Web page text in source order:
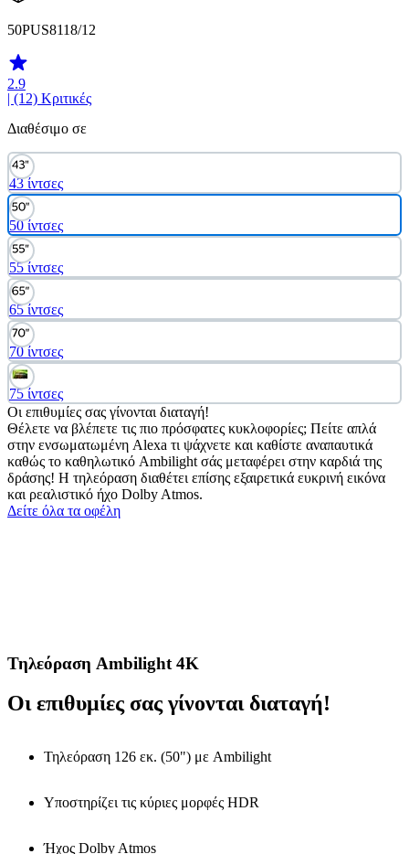
50PUS8118/12
2.9
| (12) Κριτικές
Διαθέσιμο σε
43 ίντσες
50 ίντσες
55 ίντσες
65 ίντσες
70 ίντσες
75 ίντσες
Οι επιθυμίες σας γίνονται διαταγή!
Θέλετε να βλέπετε τις πιο πρόσφατες κυκλοφορίες; Πείτε απλά
στην ενσωματωμένη Alexa τι ψάχνετε και καθίστε αναπαυτικά
καθώς το καθηλωτικό Ambilight σάς μεταφέρει στην καρδιά της
δράσης! Η τηλεόραση διαθέτει επίσης εξαιρετικά ευκρινή εικόνα
και ρεαλιστικό ήχο Dolby Atmos.
Δείτε όλα τα οφέλη
Τηλεόραση Ambilight 4K
Οι επιθυμίες σας γίνονται διαταγή!
Τηλεόραση 126 εκ. (50") με Ambilight
Υποστηρίζει τις κύριες μορφές HDR
Ήχος Dolby Atmos